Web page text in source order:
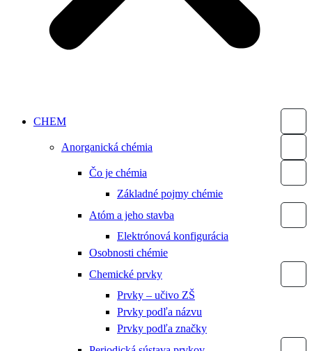
CHEM
Anorganická chémia
Čo je chémia
Základné pojmy chémie
Atóm a jeho stavba
Elektrónová konfigurácia
Osobnosti chémie
Chemické prvky
Prvky – učivo ZŠ
Prvky podľa názvu
Prvky podľa značky